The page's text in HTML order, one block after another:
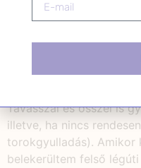
Tavasszal és ősszel is
illetve, ha nincs
torokgyulladás). Amikor
belekerültem felső